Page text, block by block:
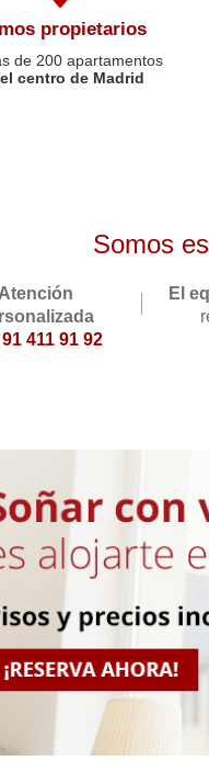
propietarios
de 200 apartamentos
centro de Madrid
Somos
Atención
411 91 92
El